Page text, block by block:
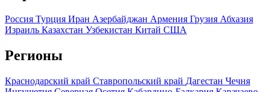
Россия Турция Иран Азербайджан Армения Грузия Абхазия
Израиль Казахстан Узбекистан Китай США
Регионы
Краснодарский край Ставропольский край Дагестан Чечня